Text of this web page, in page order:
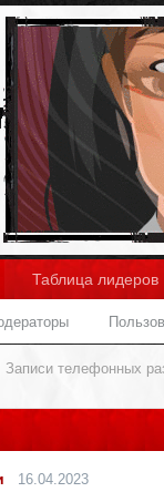
Таблица лидеров
Записи телефонных
16.04.2023